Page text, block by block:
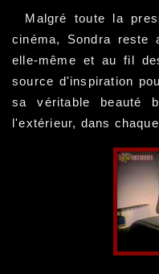
Malgré toute la
cinéma, Sondra reste
elle-même et au fil
source d'inspiration
sa véritable beauté
l'extérieur, dans